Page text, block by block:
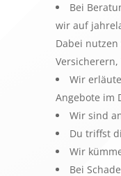
Bei
wir auf
Dabei
Wir
Angebote im
Wir sind
Du triffst
Wir
Bei